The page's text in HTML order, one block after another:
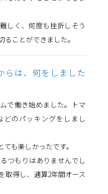
しく、何度も挫折しそう
ことができました。
らは、何をしました
で働き始めました。トマ
どのパッキングをしまし
も楽しかったです。
つもりはありませんでし
取得し、通算2年間オース